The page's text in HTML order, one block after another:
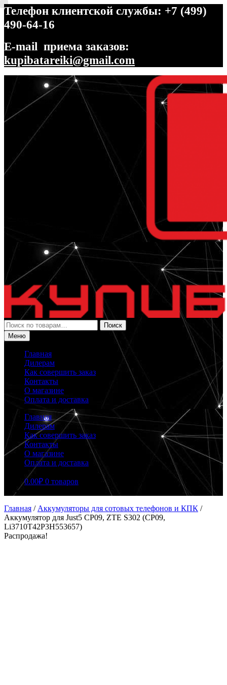
Телефон клиентской службы: +7 (499)
490-64-16
E-mail приема заказов:
kupibatareiki@gmail.com
Перейти
навигации
Перейти
содержимому
Искать:
Поиск
Меню
Главная
Дилерам
Как совершить заказ
Контакты
О магазине
Оплата и доставка
Главная
Дилерам
Как совершить заказ
Контакты
О магазине
Оплата и доставка
0.00₽ 0 товаров
Главная / Аккумуляторы для сотовых телефонов и КПК /
Аккумулятор для Just5 CP09, ZTE S302 (CP09,
Li3710T42P3H553657)
Распродажа!